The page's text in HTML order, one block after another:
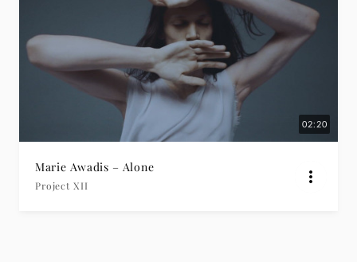
02:20
Marie Awadis – Alone
Project XII